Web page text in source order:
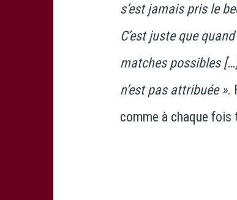
s’est jamais pris le
C’est juste que
matches possibles
n’est pas attribuée ».
comme à chaque fois